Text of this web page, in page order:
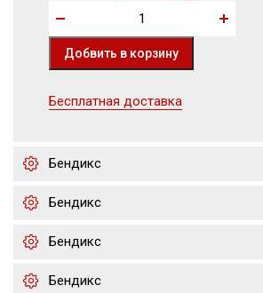
Бесплатная доставка
Бендикс
Бендикс
Бендикс
Бендикс